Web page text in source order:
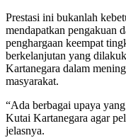
Prestasi ini bukanlah
mendapatkan pengakuan
penghargaan keempat
berkelanjutan yang
Kartanegara dalam
masyarakat.
“Ada berbagai upaya
Kutai Kartanegara agar
jelasnya.